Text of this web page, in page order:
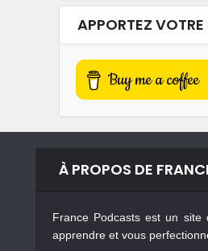
APPORTEZ VOTRE
À PROPOS DE
France Podcasts est un site
apprendre et vous